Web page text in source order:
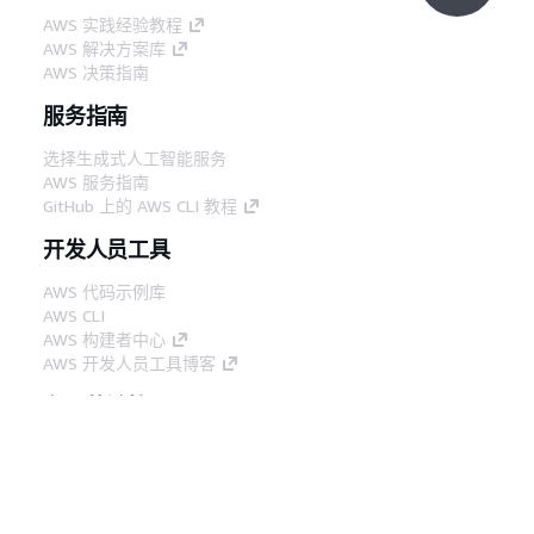
AWS 实践经验教程
AWS 解决方案库
AWS 决策指南
服务指南
选择生成式人工智能服务
AWS 服务指南
GitHub 上的 AWS CLI 教程
开发人员工具
AWS 代码示例库
AWS CLI
AWS 构建者中心
AWS 开发人员工具博客